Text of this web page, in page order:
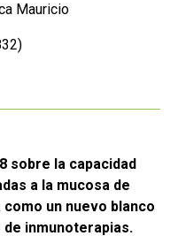
Mauricio
sobre la capacidad
a la mucosa de
un nuevo blanco
inmunoterapias.